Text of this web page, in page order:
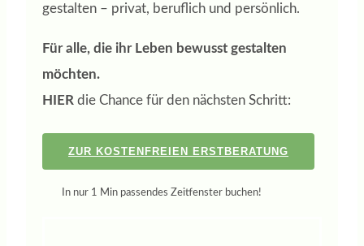
gestalten – privat, beruflich und persönlich.
Für alle, die ihr Leben bewusst gestalten
möchten.
HIER die Chance für den nächsten Schritt:
ZUR KOSTENFREIEN ERSTBERATUNG
In nur 1 Min passendes Zeitfenster buchen!